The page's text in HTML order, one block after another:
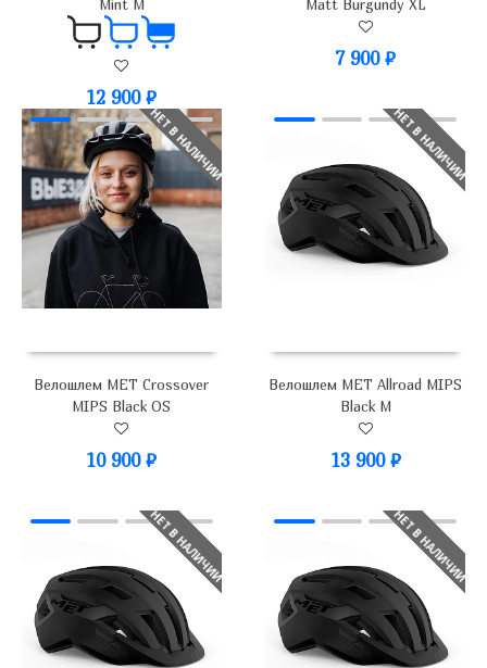
Mint M
12 900₽
Matt Burgundy XL
7 900₽
НЕТ В НАЛИЧИИ
Велошлем MET Crossover
MIPS Black OS
10 900₽
НЕТ В НАЛИЧИИ
Велошлем MET Allroad MIPS
Black M
13 900 ₽
НЕТ В НАЛИЧИИ НЕТ В НАЛИЧИИ